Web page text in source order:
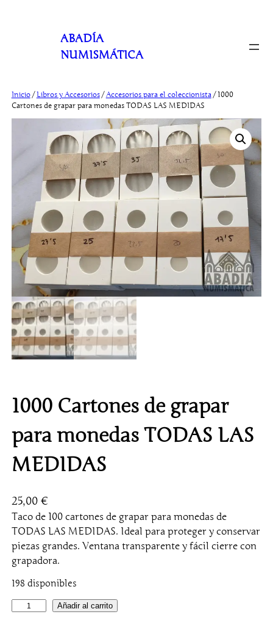
ABADÍA
NUMISMÁTICA
Inicio/Libros y Accesorios/Accesorios para el coleccionista/ 1000
Cartones de grapar para monedas TODAS LAS MEDIDAS
1000 Cartones de grapar
para monedas TODAS LAS
MEDIDAS
25,00 €
Taco de 100 cartones de grapar para monedas de
TODAS LAS MEDIDAS. Ideal para proteger y conservar
piezas grandes. Ventana transparente y fácil cierre con
grapadora.
198 disponibles
Añadir al carrito